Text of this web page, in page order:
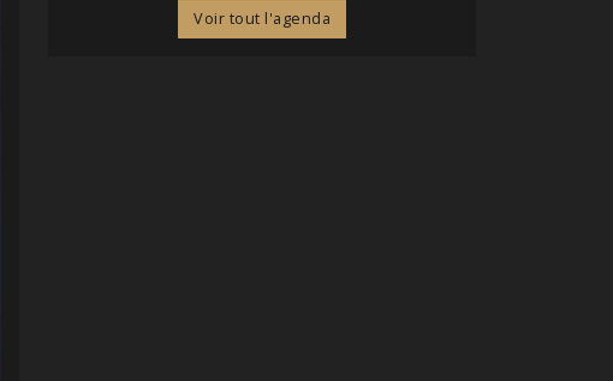
Voir tout l'agenda